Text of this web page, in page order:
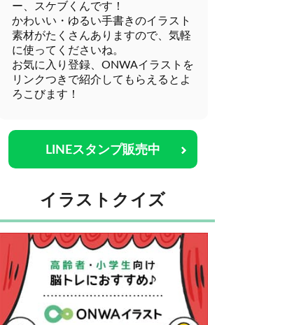
ー、スケブくんです！
かわいい・ゆるい手書きのイラスト
素材がたくさんありますので、気軽
に使ってくださいね。
お気に入り登録、ONWAイラストを
リンクつきで紹介してもらえるとよ
ろこびます！
LINEスタンプ販売中
イラストクイズ